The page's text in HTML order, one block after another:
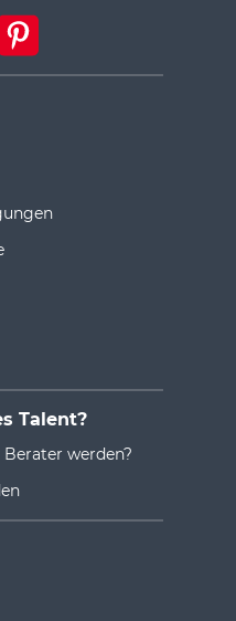
Talent?
werden?